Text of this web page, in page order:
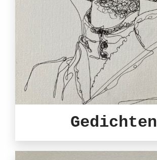
Gedichten